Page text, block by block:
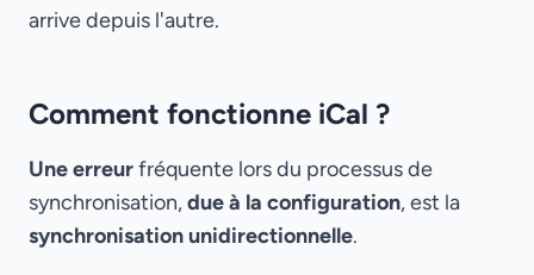
arrive depuis l'autre.
Comment fonctionne iCal ?
Une erreurfréquente lors du processus de
synchronisation,due à la configuration, est la
synchronisation unidirectionnelle.